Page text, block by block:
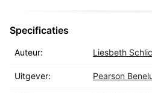
Specificaties
Auteur: Liesbeth
Uitgever: Pearson